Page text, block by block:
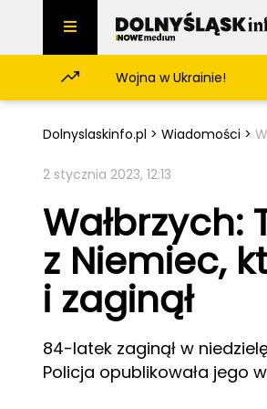
Skip to content
NoweMedium
Dolnośląskie
Dolny Śląsk
Bolesławiec
Kłodzko
Wiadomości
COVID-19
Samorząd
Inwestycje
Sport
Kultura
Popkultura
Imprezy
Społeczeństwo
Sprawy społeczne
Ekologia
Wojna w Ukrainie!
Dolnyslaskinfo.pl > Wiadomości >
2 stycznia 2023, 12:13
z Niemiec,
i zaginął
84-latek zaginął w
Policja opublikowała jego